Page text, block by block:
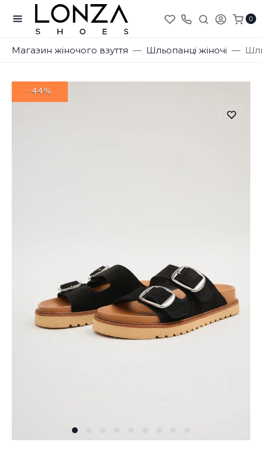
0
Магазин жіночого взуття Шльопанці жіночі
-44%